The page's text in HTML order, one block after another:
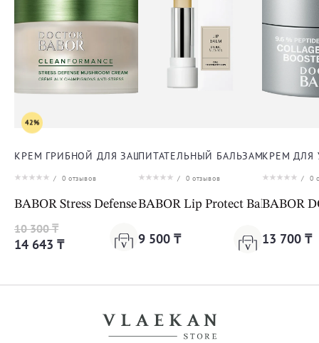
42%
КРЕМ ГРИБНОЙ ДЛЯ ЗАЩИТЫ ОТ СТРЕССА ДЛЯ ЛИЦА
/ 0 отзывов
BABOR Stress Defense Mushroom Cream
10 300 ₸
14 643 ₸
ПИТАТЕЛЬНЫЙ БАЛЬЗАМ ДЛЯ ГУБ
/ 0 отзывов
BABOR Lip Protect Balm
9 500 ₸
КРЕМ ДЛЯ
/ 0
BABOR
13 700 ₸